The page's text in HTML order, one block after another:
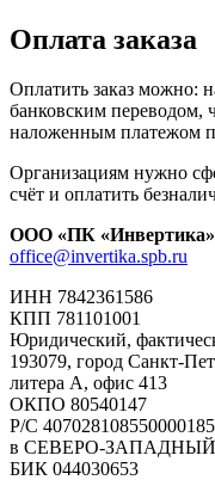
Оплата заказа
Оплатить заказ можно:
банковским переводом,
наложенным платежом
Организациям нужно
счёт и оплатить
ООО «ПК «Инвертика»
office@invertika.spb.ru
ИНН 7842361586
КПП 781101001
Юридический,
193079, город Санкт-
литера А, офис 413
ОКПО 80540147
Р/С
в СЕВЕРО-
БИК 044030653